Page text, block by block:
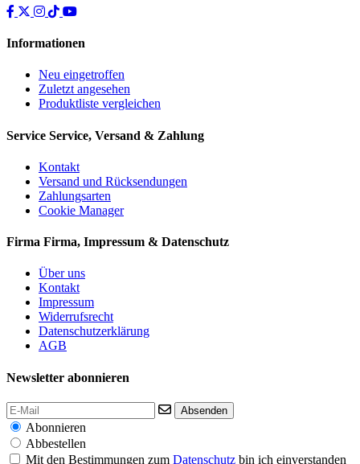
Informationen
Neu eingetroffen
Zuletzt angesehen
Produktliste vergleichen
Service Service, Versand & Zahlung
Kontakt
Versand und Rücksendungen
Zahlungsarten
Cookie Manager
Firma Firma, Impressum & Datenschutz
Über uns
Kontakt
Impressum
Widerrufsrecht
Datenschutzerklärung
AGB
Newsletter abonnieren
Absenden
Abonnieren
Abbestellen
Mit den Bestimmungen zum Datenschutz bin ich einverstanden